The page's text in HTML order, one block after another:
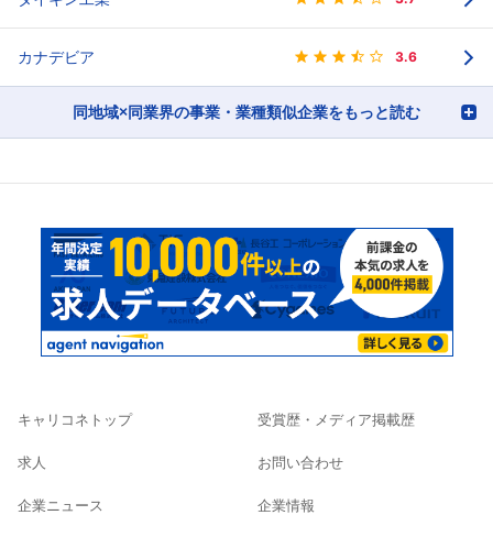
カナデビア 3.6
同地域×同業界の事業・業種類似企業をもっと読む
キャリコネトップ
求人
企業ニュース
受賞歴・メディア掲載歴
お問い合わせ
企業情報